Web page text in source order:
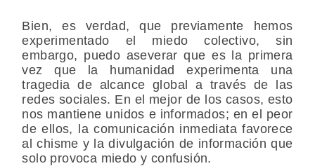
Bien, es verdad, que previamente hemos
experimentado el miedo colectivo, sin
embargo, puedo aseverar que es la primera
vez que la humanidad experimenta una
tragedia de alcance global a través de las
redes sociales. En el mejor de los casos, esto
nos mantiene unidos e informados; en el peor
de ellos, la comunicación inmediata favorece
al chisme y la divulgación de información que
solo provoca miedo y confusión.